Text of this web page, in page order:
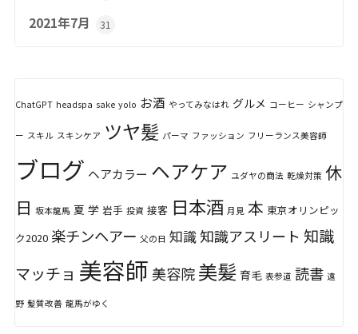
2021年7月 31
ChatGPT headspa sake yolo お酒 やってみなはれ グルメ コーヒー シャンプ
ー スキル スキンケア ツヤ髪 パーマ ファッション フリーランス美容師
ブログ ヘアカラー ヘアケア ユダヤの商法 乾燥対策 休
日 坂本龍馬 夏 学 岩手 投資 接客 日本酒 月見 本 東京オリンピッ
ク2020 楽チンヘアー 父の日 知識 知識アスリート 知識
マッチョ 美容師美容院美髪 育毛 表参道 読書 遠
野 髪質改善 龍馬がゆく